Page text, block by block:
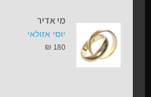
מי אדיר
יוסי אזולאי
₪ 180